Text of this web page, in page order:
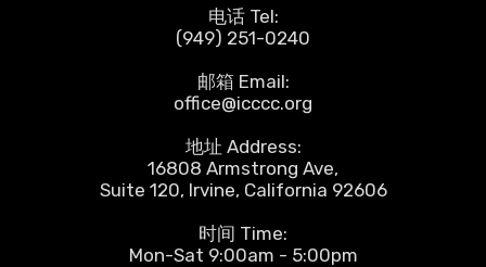
电话 Tel:
(949) 251-0240
邮箱 Email:
office@icccc.org
地址 Address:
16808 Armstrong Ave,
Suite 120, Irvine, California 92606
时间 Time:
Mon-Sat 9:00am - 5:00pm